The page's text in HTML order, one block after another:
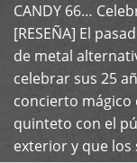
CANDY 66…
[RESEÑA] El
de metal
celebrar sus 25
concierto
quinteto con el
exterior y que los